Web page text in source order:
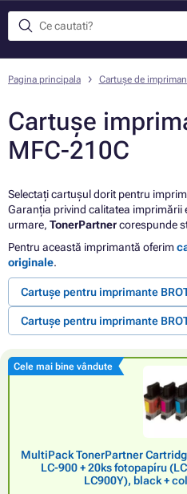
Pagina principala Cartușe de
Cartușe
MFC-210C
Selectați cartușul dorit pentru
Garanția privind calitatea imprimării
urmare, TonerPartnercorespunde
Pentru această imprimantă oferim
originale.
Cartușe pentru imprimante
Cartușe pentru imprimante
Cele mai bine vândute
MultiPack TonerPartner
LC-900 + 20ks fotopapíru
LC900Y), black +